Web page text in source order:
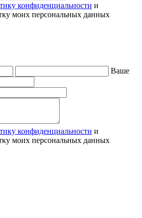
конфиденциальности и
моих персональных данных
Ваше
конфиденциальности и
моих персональных данных